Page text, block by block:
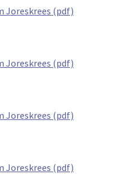
Joreskrees (pdf)
Joreskrees (pdf)
Joreskrees (pdf)
Joreskrees (pdf)